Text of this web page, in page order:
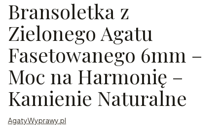
Bransoletka z
Zielonego Agatu
Fasetowanego 6mm –
Moc na Harmonię –
Kamienie Naturalne
AgatyWyprawy.pl